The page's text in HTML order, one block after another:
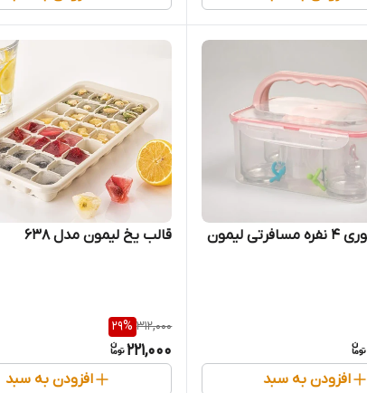
ست چای‌خوری ۴ نفره مسافرتی لیمون
افزودن به سبد
قالب یخ لیمون مدل 638
312,000
29%
221,000
افزودن به سبد